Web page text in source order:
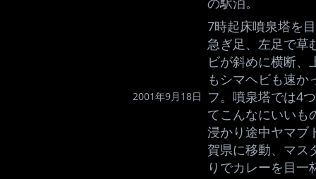
2001年9月18日
7時起床噴泉塔を
急ぎ足、左足で草
ビが斜めに横断、
もシマヘビも速か
フ。噴泉塔では4
てこんなにいいも
浸かり途中ヤマブ
賀県に移動、マス
りでカレーを目